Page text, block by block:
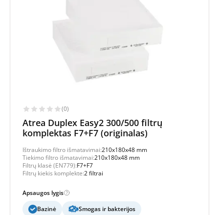
(0)
Atrea Duplex Easy2 300/500 filtrų
komplektas F7+F7 (originalas)
Ištraukimo filtro išmatavimai:210x180x48 mm
Tiekimo filtro išmatavimai:210x180x48 mm
Filtrų klasė (EN779):F7+F7
Filtrų kiekis komplekte:2 filtrai
Apsaugos lygis
Bazinė
Smogas ir bakterijos